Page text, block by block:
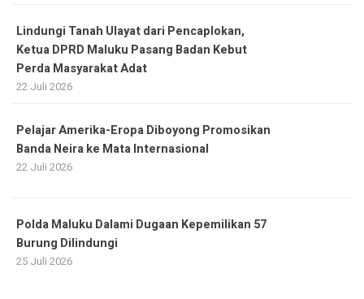
Lindungi Tanah Ulayat dari Pencaplokan,
Ketua DPRD Maluku Pasang Badan Kebut
Perda Masyarakat Adat
22 Juli 2026
Pelajar Amerika-Eropa Diboyong Promosikan
Banda Neira ke Mata Internasional
22 Juli 2026
Polda Maluku Dalami Dugaan Kepemilikan 57
Burung Dilindungi
25 Juli 2026